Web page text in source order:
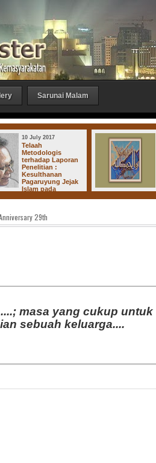
Sarunai Malam
10 July 2017
Telaah
Metodologis
terhadap Laporan
Penelitian :
Kesulthanan
Pagaruyung Jejak
Islam pada
29th
masa yang cukup untuk
sebuah keluarga....